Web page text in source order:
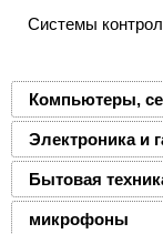
Системы
Компьютеры,
Электроника и
Бытовая
микрофоны